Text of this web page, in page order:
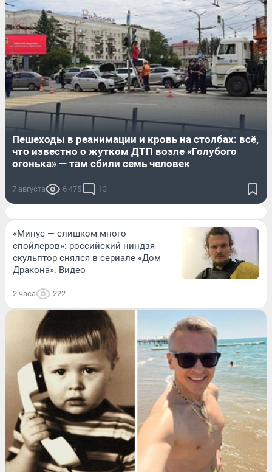
Пешеходы в реанимации и кровь на столбах: всё,
что известно о жутком ДТП возле «Голубого
огонька» — там сбили семь человек
7 августа 6 475 13
«Минус — слишком много
спойлеров»: российский ниндзя-
скульптор снялся в сериале «Дом
Дракона». Видео
2 часа 222